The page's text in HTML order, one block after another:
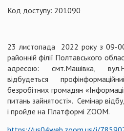
Код доступу: 201090
23 листопада 2022 року з 09-
районній філії Полтавського
адресою: смт.Машівка,
відбудеться
безробітних громадян
питань зайнятості». Семінар
і пройде на Платформі ZOOM.